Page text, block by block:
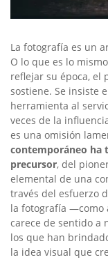
La fotografía es un
O lo que es lo
reflejar su época, el
sostiene. Se insiste
herramienta al
veces de la
es una omisión
contemporáneo ha
precursor, del
elemental de una
través del esfuerzo
la fotografía —como
carece de sentido a
los que han
la idea visual que